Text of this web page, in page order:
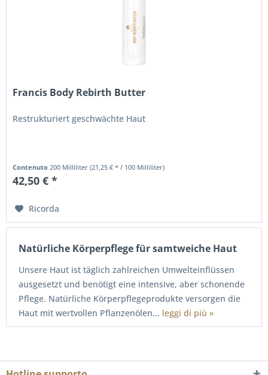
Francis Body Rebirth Butter
Restrukturiert geschwächte Haut
Contenuto 200 Milliliter(21,25 € * / 100 Milliliter)
42,50 € *
Ricorda
Natürliche Körperpflege für samtweiche Haut
Unsere Haut ist täglich zahlreichen Umwelteinflüssen
ausgesetzt und benötigt eine intensive, aber schonende
Pflege. Natürliche Körperpflegeprodukte versorgen die
Haut mit wertvollen Pflanzenölen... leggi di più »